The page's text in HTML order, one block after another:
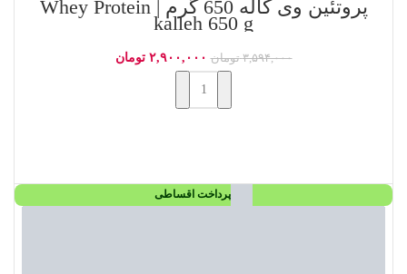
پروتئین وی کاله 650 گرم | Whey Protein
kalleh 650 g
۳,۵۹۴,۰۰۰ تومان ۲,۹۰۰,۰۰۰ تومان
پرداخت اقساطی